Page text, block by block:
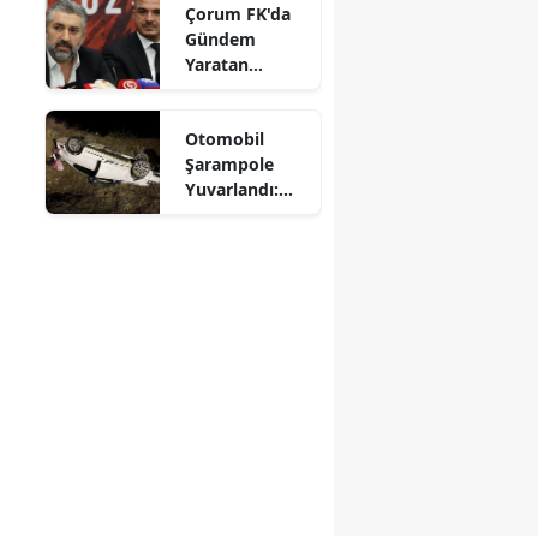
Mersin
İzmir
Kars
Çorum FK'da
Gündem
Yaratan
Otomobil
Şarampole
Yuvarlandı: